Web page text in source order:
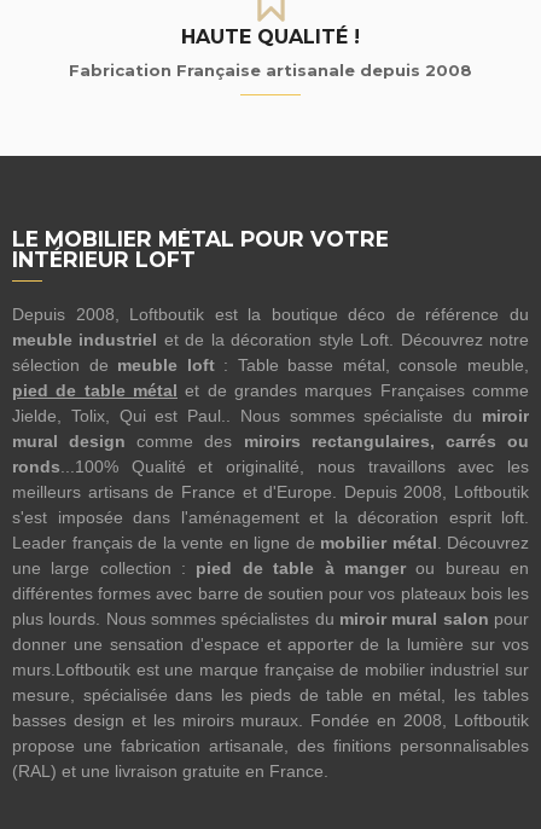
HAUTE QUALITÉ !
Fabrication Française artisanale depuis 2008
LE MOBILIER MÉTAL POUR VOTRE
INTÉRIEUR LOFT
Depuis 2008, Loftboutik est la boutique déco de référence du
meuble industriel et de la décoration style Loft. Découvrez notre
sélection de meuble loft: Table basse métal, console meuble,
pied de table métal et de grandes marques Françaises comme
Jielde, Tolix, Qui est Paul.. Nous sommes spécialiste du miroir
mural design comme des miroirs rectangulaires, carrés ou
ronds ...100% Qualité et originalité, nous travaillons avec les
meilleurs artisans de France et d'Europe. Depuis 2008, Loftboutik
s'est imposée dans l'aménagement et la décoration esprit loft.
Leader français de la vente en ligne de mobilier métal . Découvrez
une large collection : pied de table à mangerou bureau en
différentes formes avec barre de soutien pour vos plateaux bois les
plus lourds. Nous sommes spécialistes du miroir mural salon pour
donner une sensation d'espace et apporter de la lumière sur vos
murs.Loftboutik est une marque française de mobilier industriel sur
mesure, spécialisée dans les pieds de table en métal, les tables
basses design et les miroirs muraux. Fondée en 2008, Loftboutik
propose une fabrication artisanale, des finitions personnalisables
(RAL) et une livraison gratuite en France.